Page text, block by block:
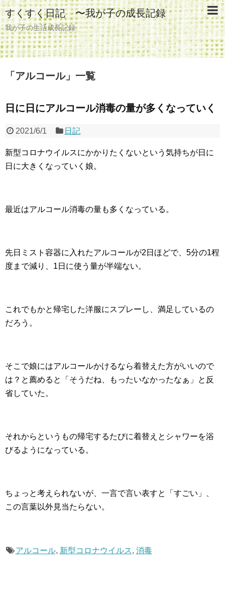
すくすく日記 〜我が子の成長記録
我が子の生活成長記録
「 アルコール」 一覧
日に日にアルコール消毒の量が多くなっていく
2021/6/1 日記
新型コロナウイルスにかかりたくないという気持ちが日に
日に大きくなっていく娘。
最近はアルコール消毒の量も多くなっている。
先日ミスト容器に入れたアルコールが2日ほどで、5分の1程
度まで減り、1日に使う量が半端ない。
これでもかと帰宅した洋服にスプレーし、満足しているの
だろう。
そこで娘にはアルコールかけるなら着替えた方がいいので
は？と薦めると「そうだね、もったいなかったなぁ」と反
省していた。
それからというもの帰宅するたびに着替えとシャワーを浴
びるようになっている。
ちょっと考えられないが、一言で言い表すと「すごい」、
この言葉以外見当たらない。
アルコール, 新型コロナウイルス, 消毒